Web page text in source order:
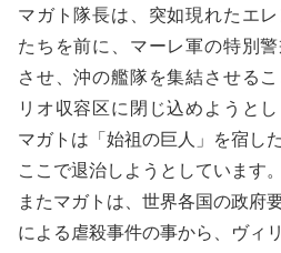
マガト隊長は、 突如現れたエ
たちを前に、マーレ軍の特別
させ、沖の艦隊を集結させる
リオ収容区に閉じ込めようとし
マガトは「始祖の巨人」を宿し
ここで退治しようとしています。
またマガトは、世界各国の政府
による虐殺事件の事から、ヴィ